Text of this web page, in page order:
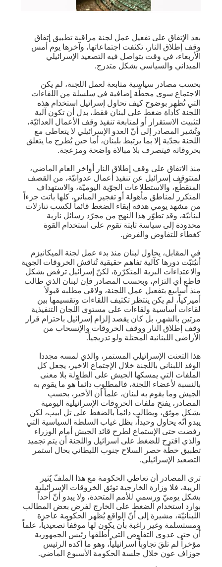
بعد الإتفاق على تفعيل عمل ​لجنة مراقبة​ تطبيق إتفاق ​
وقف إطلاق النار​، تكثفت اجتماعاتها، وآخرها يوم أمس
الأربعاء، في وقت يتواصل فيه التصعيد الإسرائيلي
الميداني والسياسي بشكل متدرج.
بحسب مصادر سياسية متابعة لعمل اللجنة، لم يكن
الاجتماع سوى محطّة إضافية في سلسلة من اللقاءات
التي تُظهر بوضوح كيف تحاول إسرائيل استخدام هذه
اللجنة كأداة ضغط على ​لبنان​ فقط، بدل أن تكون آلية
لتثبيت الاستقرار أو لمتابعة تنفيذ وقف الأعمال العدائيّة،
وتُشير المصادر إلى أنّ العدو الإسرائيلي لا يتعاطى مع
اللجنة بجدّية إلا بما يرتبط بلبنان، أما حين يُطرح ما يتعلق
بخروقاته فيتصرف بلا مبالاة واضحة ومزعجة.
منذ الاتفاق على وقف إطلاق النار أواخر العام الماضي،
لمتتوقف إسرائيل عن تنفيذ أعمال عدوانيّة، من القصف
المتقطّع، والاستطلاعات الجوّية اليوميّة، والاستهداف
المتكرر لمناطق مأهولة أو تفجير المباني، كلها باتت جزءاً
من مشهد يومي هدفه إبقاء الضغط قائماً لكسب تنازلات
لبنانيّة، وقد تطوّر هذا النهج من مجرّد رسائل نارية
محدودة إلى سياسة ثابتة تقوم على استخدام القوة
كغطاء للتفاوض والفرض.
في المقابل، يحاول لبنان منذ بدء عمل لجنة الميكانيزم
أنيُثبّت دورها كآلية تفاهم حقيقية تُناقش الخروقات الجوية
والاعتداءات البرية المتكرّرة، لكنّ إسرائيل ترفض بشكل
قاطع أي التزام، وبحسب المصادر فإن لبنان الذي طالب
منذ أسابيع بتفعيل عمل اللجنة، ولاقى مطلبه قبولاً
أميركياً، لم يكن ينتظر تكثيف اللقاءات وتقسيمها بين
لقاءات أساسية ولقاءات على مستوى اللجان التنفيذية
مرتين بالشهر، بل كان يقصد إلزام إسرائيل باحترام قرار
وقف إطلاق النار ووقف الخروقات والإنسحاب من
الأراضي اللبنانية المحتلة ولو تدريجياً.
هذا التعنت الإسرائيلي المستمر، والذي لمسه مجددا
الوفد اللبناني باللجنة خلال الإجتماع الاخير، يجعل كل
الملفات التي يمسكها الجيش على الطاولة بلا معنى
بالنسبة لأعضاء اللجنة، فالمطلوب دائماً هو ما يقوم به
الجيش وما يقوم به لبنان، علماً أن الأخير، بحسب
المصادر، يفتح ملفات ​الخروقات الإسرائيلية​ اليومية
بشكل موثق، ويطالب دائماً بالضغط على تل ابيب، لكن
يبدو أنّه يحاول وحيداً، بظل غياب السلطة السياسية التي
رفضت حتى الإستماع لطرح قائد الجيش أمام الوزراء
والذي اقترح للضغط على اسرائيل واللجنة أن يتم تجميد
تطبيق خطّة حصر السلاح جنوب الليطاني بحال استمر
التصعيد الإسرائيلي.
ترى المصادر أن تعاطي الحكومة مع هذا الملفّ يُثير
الريبة، فلا وزارة الخارجية توثق الخروقات الإسرائيلية
بشكل يوميّ ورسمي للأمم المتحدة، ولا يبدو أنّ أحداً
بوارد استخدام الضغط على الخارج لفرض بعض المطالب
اللبنانيّة، مشيرة إلى أنّ الواقع يُظهر الحكومة عاجزة
ومستسلمة وغير راغبة بأن يكون لها موقفاً تصعيدياً، علماً
أن حتى عدوى التفاوض التي أطلقها رئيس الجمهورية
مؤخراً لم تلقَ تجاوباً اسرائيلياً، وهو ما أكده الرئيس
جوزاف عون خلال جلسة الحكومة الأسبوع الماضي.